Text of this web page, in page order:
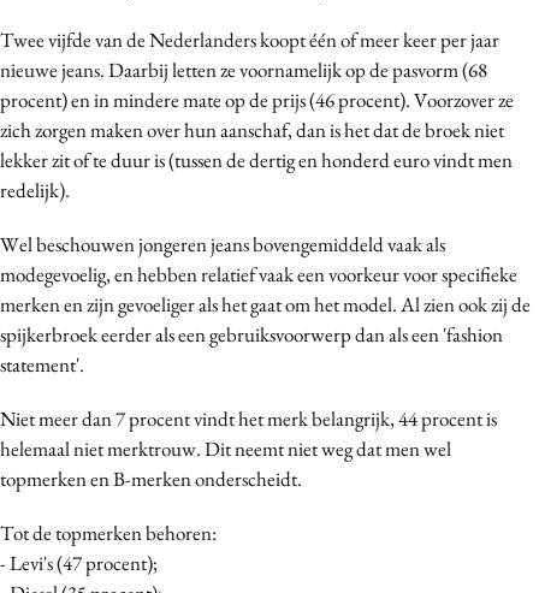
Martech
Media
Merkstrategie
PR
Programmatic
Reputatie & crisis
Twee vijfde van de Nederlanders koopt één of meer keer per jaar
nieuwe jeans. Daarbij letten ze voornamelijk op de pasvorm (68
procent) en in mindere mate op de prijs (46 procent). Voorzover ze
zich zorgen maken over hun aanschaf, dan is het dat de broek niet
lekker zit of te duur is (tussen de dertig en honderd euro vindt men
redelijk).
Wel beschouwen jongeren jeans bovengemiddeld vaak als
modegevoelig, en hebben relatief vaak een voorkeur voor specifieke
merken en zijn gevoeliger als het gaat om het model. Al zien ook zij de
spijkerbroek eerder als een gebruiksvoorwerp dan als een 'fashion
statement'.
Niet meer dan 7 procent vindt het merk belangrijk, 44 procent is
helemaal niet merktrouw. Dit neemt niet weg dat men wel
topmerken en B-merken onderscheidt.
Tot de topmerken behoren:
- Levi's (47 procent);